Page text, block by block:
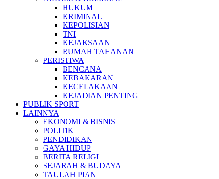
HUKUM
KRIMINAL
KEPOLISIAN
TNI
KEJAKSAAN
RUMAH TAHANAN
PERISTIWA
BENCANA
KEBAKARAN
KECELAKAAN
KEJADIAN PENTING
PUBLIK SPORT
LAINNYA
EKONOMI & BISNIS
POLITIK
PENDIDIKAN
GAYA HIDUP
BERITA RELIGI
SEJARAH & BUDAYA
TAULAH PIAN